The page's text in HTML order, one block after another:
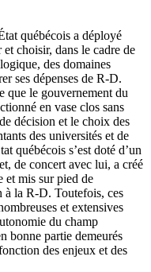
québécois a déployé
choisir, dans le cadre de
des domaines
ses dépenses de R-D.
que le gouvernement du
en vase clos sans
décision et le choix des
des universités et de
québécois s’est doté d’un
de concert avec lui, a créé
et mis sur pied de
à la R-D. Toutefois, ces
et extensives
du champ
bonne partie demeurés
des enjeux et des